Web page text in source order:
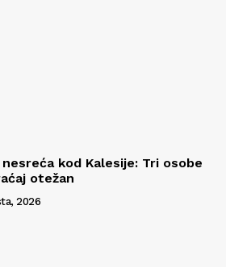
kod Kalesije: Tri osobe
otežan
2026